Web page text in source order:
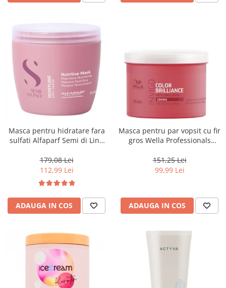
Masca pentru hidratare fara
sulfati Alfaparf Semi di Lino
ml
179,08 Lei
112,99 Lei
ADAUGA IN COS
Masca pentru par vopsit cu fir
gros Wella Professionals
151,25 Lei
99,99 Lei
ADAUGA IN COS